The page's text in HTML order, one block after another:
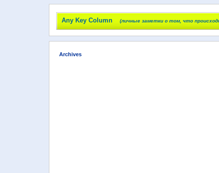
Any Key Column (личные заметки о том, что
Archives